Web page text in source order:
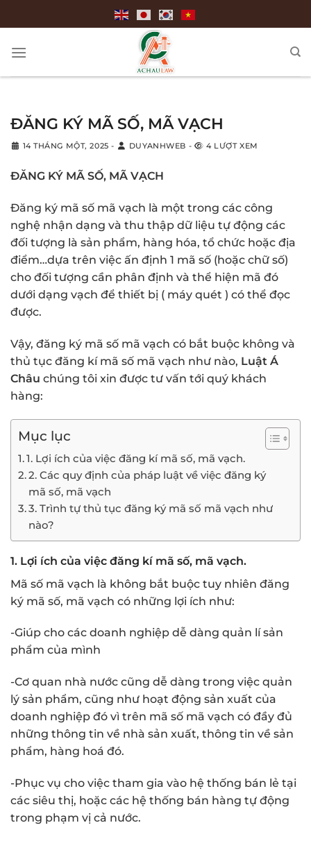
qua
dung
ĐĂNG KÝ MÃ SỐ, MÃ VẠCH
14 THÁNG MỘT, 2025 - DUYANHWEB - 4 LƯỢT XEM
ĐĂNG KÝ MÃ SỐ, MÃ VẠCH
Đăng ký mã số mã vạch là một trong các công
nghệ nhận dạng và thu thập dữ liệu tự động các
đối tượng là sản phẩm, hàng hóa, tổ chức hoặc địa
điểm…dựa trên việc ấn định 1 mã số (hoặc chữ số)
cho đối tượng cần phân định và thể hiện mã đó
dưới dạng vạch để thiết bị ( máy quét ) có thể đọc
được.
Vậy, đăng ký mã số mã vạch có bắt buộc không và
thủ tục đăng kí mã số mã vạch như nào, Luật Á
Châu chúng tôi xin được tư vấn tới quý khách
hàng:
Mục lục
1. Lợi ích của việc đăng kí mã số, mã vạch.
2. Các quy định của pháp luật về việc đăng ký
mã số, mã vạch
3. Trình tự thủ tục đăng ký mã số mã vạch như
nào?
1. Lợi ích của việc đăng kí mã số, mã vạch.
Mã số mã vạch là không bắt buộc tuy nhiên đăng
ký mã số, mã vạch có những lợi ích như:
-Giúp cho các doanh nghiệp dễ dàng quản lí sản
phẩm của mình
-Cơ quan nhà nước cũng dễ dàng trong việc quản
lý sản phẩm, cũng như hoạt động sản xuất của
doanh nghiệp đó vì trên mã số mã vạch có đầy đủ
những thông tin về nhà sản xuất, thông tin về sản
phẩm, hàng hoá đó.
-Phục vụ cho việc tham gia vào hệ thống bán lẻ tại
các siêu thị, hoặc các hệ thống bán hàng tự động
trong phạm vị cả nước.